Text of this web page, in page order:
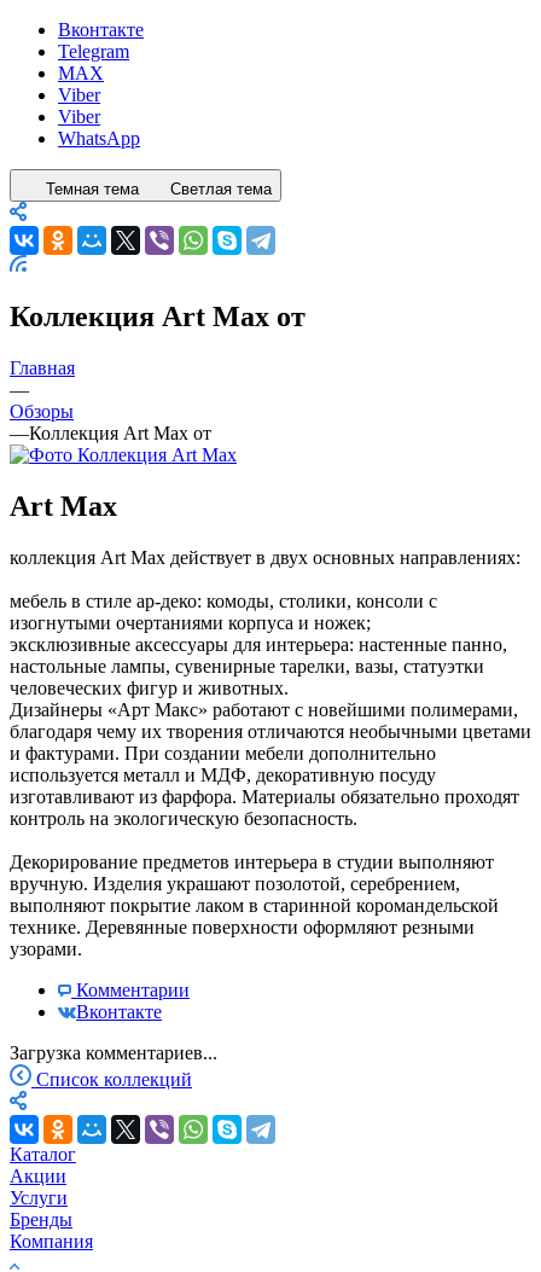
Вконтакте
Telegram
MAX
Viber
Viber
WhatsApp
Темная тема Светлая тема
Коллекция Art Max от
Главная
—
Обзоры
—Коллекция Art Max от
Art Max
коллекция Art Max действует в двух основных направлениях:
мебель в стиле ар-деко: комоды, столики, консоли с
изогнутыми очертаниями корпуса и ножек;
эксклюзивные аксессуары для интерьера: настенные панно,
настольные лампы, сувенирные тарелки, вазы, статуэтки
человеческих фигур и животных.
Дизайнеры «Арт Макс» работают с новейшими полимерами,
благодаря чему их творения отличаются необычными цветами
и фактурами. При создании мебели дополнительно
используется металл и МДФ, декоративную посуду
изготавливают из фарфора. Материалы обязательно проходят
контроль на экологическую безопасность.
Декорирование предметов интерьера в студии выполняют
вручную. Изделия украшают позолотой, серебрением,
выполняют покрытие лаком в старинной коромандельской
технике. Деревянные поверхности оформляют резными
узорами.
Комментарии
Вконтакте
Загрузка комментариев...
Список коллекций
Каталог
Акции
Услуги
Бренды
Компания